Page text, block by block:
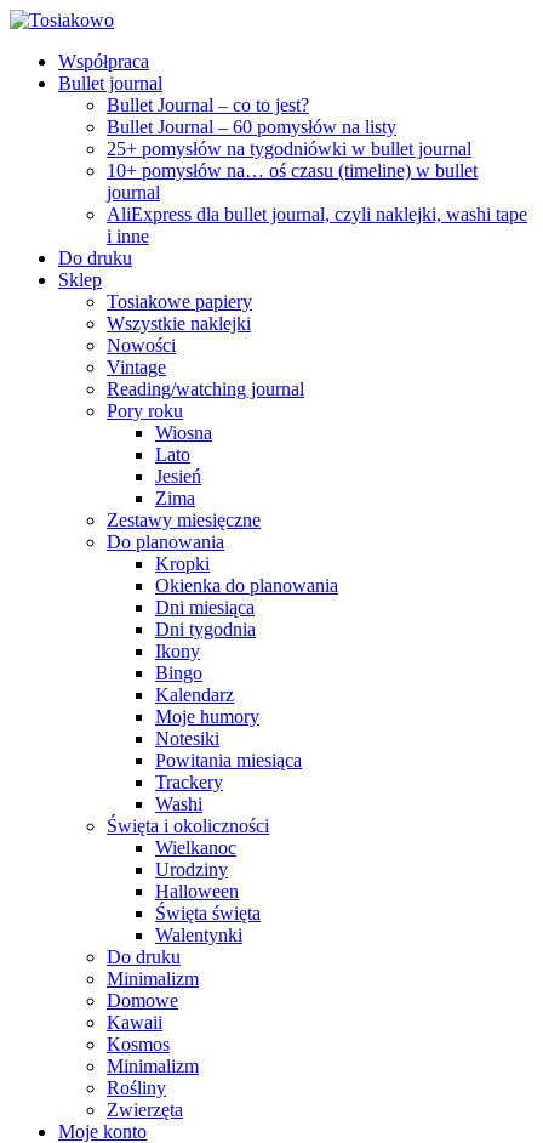
Współpraca
Bullet journal
Bullet Journal – co to jest?
Bullet Journal – 60 pomysłów na listy
25+ pomysłów na tygodniówki w bullet journal
10+ pomysłów na… oś czasu (timeline) w bullet
journal
AliExpress dla bullet journal, czyli naklejki, washi tape
i inne
Do druku
Sklep
Tosiakowe papiery
Wszystkie naklejki
Nowości
Vintage
Reading/watching journal
Pory roku
Wiosna
Lato
Jesień
Zima
Zestawy miesięczne
Do planowania
Kropki
Okienka do planowania
Dni miesiąca
Dni tygodnia
Ikony
Bingo
Kalendarz
Moje humory
Notesiki
Powitania miesiąca
Trackery
Washi
Święta i okoliczności
Wielkanoc
Urodziny
Halloween
Święta święta
Walentynki
Do druku
Minimalizm
Domowe
Kawaii
Kosmos
Minimalizm
Rośliny
Zwierzęta
Moje konto